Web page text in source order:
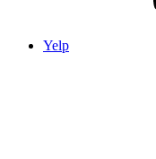
Yelp